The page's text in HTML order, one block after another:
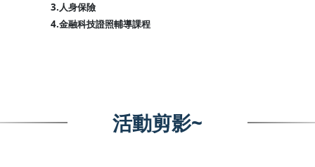
3.人身保險
4.金融科技證照輔導課程
活動剪影~